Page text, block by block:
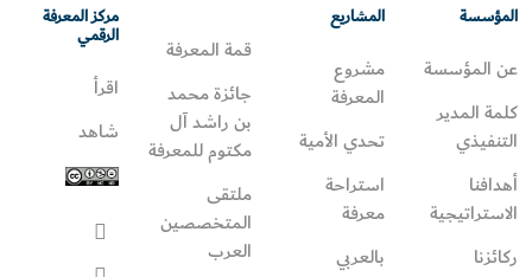
المؤسسة
عن المؤسسة
كلمة المدير
التنفيذي
أهدافنا
الاستراتيجية
ركائزنا
المشاريع
مشروع
المعرفة
تحدي الأمية
استراحة
معرفة
بالعربي
قمة المعرفة
جائزة محمد
بن راشد آل
مكتوم للمعرفة
ملتقى
المتخصصين
العرب
مركز المعرفة
الرقمي
اقرأ
شاهد